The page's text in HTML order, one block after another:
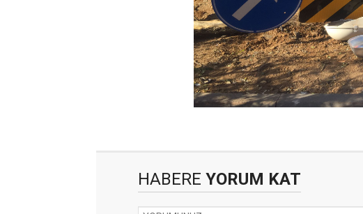
HABERE YORUM KAT